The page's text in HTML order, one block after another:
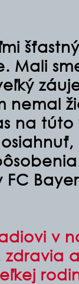
Mali
nemal
na túto
v
zdravia